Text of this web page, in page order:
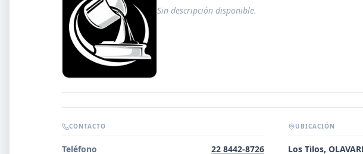
DISTRIBUIDORES METALÚRGICAS
Sin descripción disponible.
CONTACTO
Teléfono
22 8442-8726
UBICACIÓN
Los Tilos,